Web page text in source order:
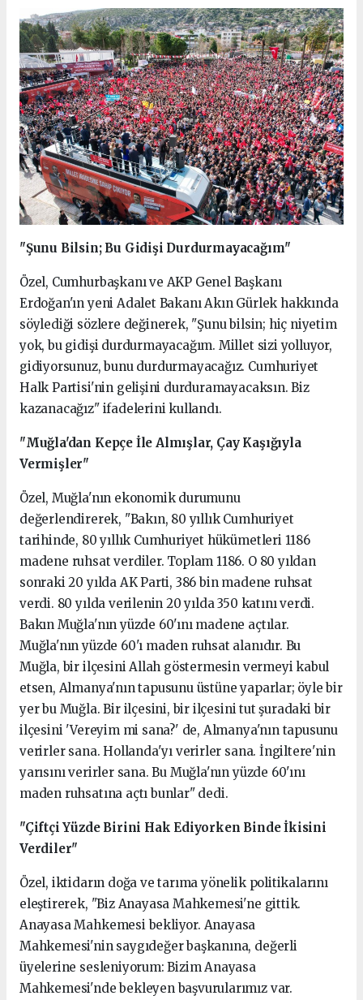
"Şunu Bilsin; Bu Gidişi Durdurmayacağım"
Özel, Cumhurbaşkanı ve AKP Genel Başkanı
Erdoğan'ın yeni Adalet Bakanı Akın Gürlek hakkında
söylediği sözlere değinerek, "Şunu bilsin; hiç niyetim
yok, bu gidişi durdurmayacağım. Millet sizi yolluyor,
gidiyorsunuz, bunu durdurmayacağız. Cumhuriyet
Halk Partisi'nin gelişini durduramayacaksın. Biz
kazanacağız" ifadelerini kullandı.
"Muğla'dan Kepçe İle Almışlar, Çay Kaşığıyla
Vermişler"
Özel, Muğla'nın ekonomik durumunu
değerlendirerek, "Bakın, 80 yıllık Cumhuriyet
tarihinde, 80 yıllık Cumhuriyet hükümetleri 1186
madene ruhsat verdiler. Toplam 1186. O 80 yıldan
sonraki 20 yılda AK Parti, 386 bin madene ruhsat
verdi. 80 yılda verilenin 20 yılda 350 katını verdi.
Bakın Muğla'nın yüzde 60'ını madene açtılar.
Muğla'nın yüzde 60'ı maden ruhsat alanıdır. Bu
Muğla, bir ilçesini Allah göstermesin vermeyi kabul
etsen, Almanya'nın tapusunu üstüne yaparlar; öyle bir
yer bu Muğla. Bir ilçesini, bir ilçesini tut şuradaki bir
ilçesini 'Vereyim mi sana?' de, Almanya'nın tapusunu
verirler sana. Hollanda'yı verirler sana. İngiltere'nin
yarısını verirler sana. Bu Muğla'nın yüzde 60'ını
maden ruhsatına açtı bunlar" dedi.
"Çiftçi Yüzde Birini Hak Ediyorken Binde İkisini
Verdiler"
Özel, iktidarın doğa ve tarıma yönelik politikalarını
eleştirerek, "Biz Anayasa Mahkemesi'ne gittik.
Anayasa Mahkemesi bekliyor. Anayasa
Mahkemesi'nin saygıdeğer başkanına, değerli
üyelerine sesleniyorum: Bizim Anayasa
Mahkemesi'nde bekleyen başvurularımız var.